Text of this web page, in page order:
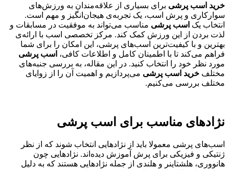
خرید اسب پرشی برای بسیاری از علاقه‌مندان به ورزش‌های
سوارکاری و پرش اسب، یک تجربه‌ی هیجان‌انگیز و مهم است.
انتخاب یک اسب پرشی مناسب می‌تواند به موفقیت در مسابقات و
لذت بردن از این ورزش کمک کند. مرکز تخصصی اسب با ارائه‌ی
بهترین و با کیفیت‌ترین اسب‌های پرشی، این امکان را برای شما
فراهم می‌کند تا با اطمینان کامل و اطلاعات کافی، اسب پرشی
مورد نظر خود را انتخاب کنید. در این مقاله، به بررسی جنبه‌های
مختلف خرید اسب پرشی می‌پردازیم و اهمیت آن را از زوایای
مختلف بررسی می‌کنیم.
نژادهای مناسب برای اسب پرشی
اسب‌های پرشی معمولا باید از نژادهایی انتخاب شوند که از نظر
ژنتیکی و فیزیکی برای پرش آموزش دیده‌اند. نژادهایی چون
هانووری، هلشتاینر و هلندی از جمله نژادهایی هستند که به دلیل